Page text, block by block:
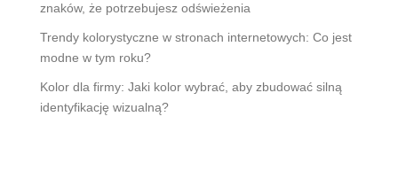
znaków, że potrzebujesz odświeżenia
Trendy kolorystyczne w stronach internetowych: Co jest
modne w tym roku?
Kolor dla firmy: Jaki kolor wybrać, aby zbudować silną
identyfikację wizualną?